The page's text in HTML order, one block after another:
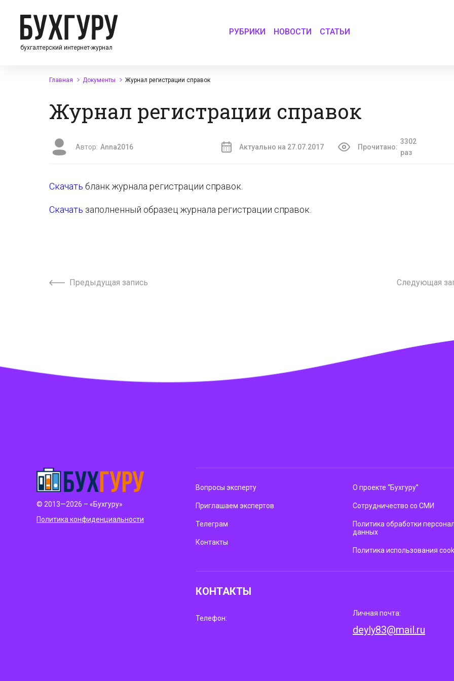
бухгалтерский интернет-журнал
РУБРИКИ НОВОСТИ СТАТЬИ
Главная Документы Журнал регистрации справок
Журнал регистрации справок
Автор: Anna2016 Актуально на 27.07.2017 Прочитано:
3302
раз
Скачать бланк журнала регистрации справок.
Скачать заполненный образец журнала регистрации справок.
Предыдущая запись Следующая
© 2013—2026 – «Бухгуру»
Политика конфиденциальности
Вопросы эксперту
Приглашаем экспертов
Телеграм
Контакты
О проекте “Бухгуру”
Сотрудничество со СМИ
Политика обработки
данных
Политика использования
КОНТАКТЫ
Телефон:
Личная почта:
deyly83@mail.ru